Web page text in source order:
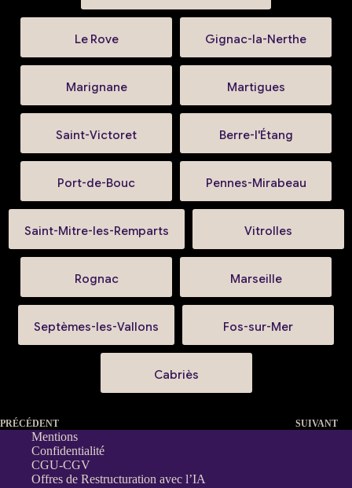
Le Rove Gignac-la-Nerthe
Marignane Martigues
Saint-Victoret Berre-l'Étang
Port-de-Bouc Pennes-Mirabeau
Saint-Mitre-les-Remparts Vitrolles
Rognac Marseille
Septèmes-les-Vallons Fos-sur-Mer
Cabriès
PRÉCÉDENT SUIVANT
Mentions
Confidentialité
CGU-CGV
Offres de Restructuration avec l’IA